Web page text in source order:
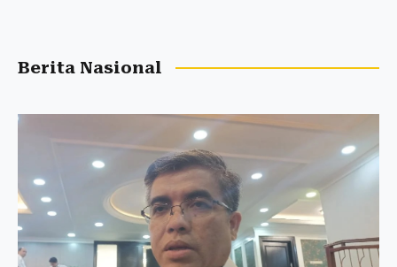
Berita Nasional